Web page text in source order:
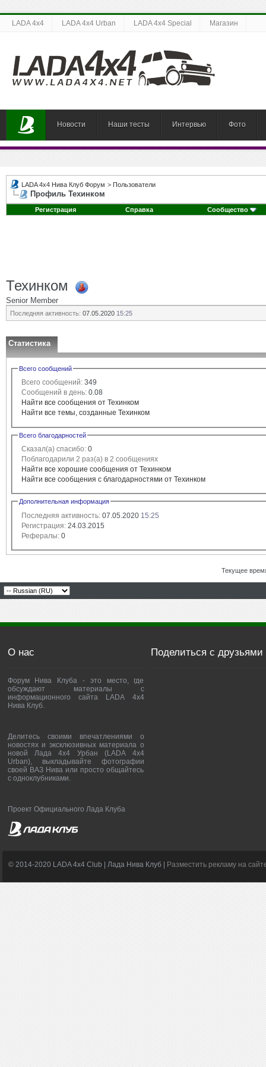
LADA 4x4 LADA 4x4 Urban LADA 4x4 Special Магазин
Новости Наши тесты Интервью Фото
LADA 4x4 Нива Клуб Форум > Пользователи
Профиль Техинком
Регистрация Справка Сообщество
Техинком
Senior Member
Последняя активность: 07.05.2020 15:25
Статистика
Всего сообщений
Всего сообщений: 349
Сообщений в день: 0.08
Найти все сообщения от Техинком
Найти все темы, созданные Техинком
Всего благодарностей
Сказал(а) спасибо: 0
Поблагодарили 2 раз(а) в 2 сообщениях
Найти все хорошие сообщения от Техинком
Найти все сообщения с благодарностями от Техинком
Дополнительная информация
Последняя активность: 07.05.2020 15:25
Регистрация: 24.03.2015
Рефералы: 0
Текущее
О нас
Форум Нива Клуба - это место, где
обсуждают материалы с
информационного сайта LADA 4x4
Нива Клуб.
Делитесь своими впечатлениями о
новостях и эксклюзивных материала о
новой Лада 4х4 Урбан (LADA 4x4
Urban), выкладывайте фотографии
своей ВАЗ Нива или просто общайтесь
с одноклубниками.
Проект Официального Лада Клуба
Поделиться с друзьями
© 2014-2020 LADA 4x4 Club | Лада Нива Клуб | Разместить рекламу на